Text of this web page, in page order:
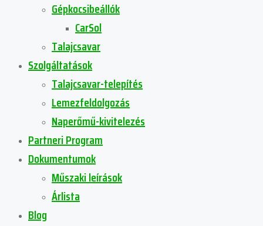
Gépkocsibeállók
CarSol
Talajcsavar
Szolgáltatások
Talajcsavar-telepítés
Lemezfeldolgozás
Naperőmű-kivitelezés
Partneri Program
Dokumentumok
Műszaki leírások
Árlista
Blog